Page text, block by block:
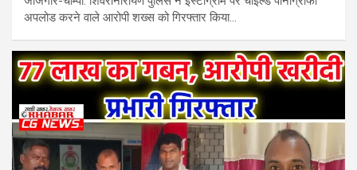
अपलोड करने वाले आरोपी शख्स को गिरफ्तार किया…